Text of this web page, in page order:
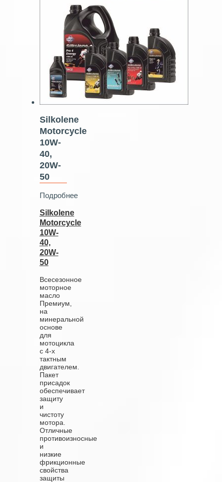
Silkolene
Motorcycle
10W-
40,
20W-
50
Подробнее
Silkolene
Motorcycle
10W-
40,
20W-
50
Всесезонное
моторное
масло
Премиум,
на
минеральной
основе
для
мотоцикла
с 4-х
тактным
двигателем.
Пакет
присадок
обеспечивает
защиту
и
чистоту
мотора.
Отличные
противоизносные
и
низкие
фрикционные
свойства
защиты